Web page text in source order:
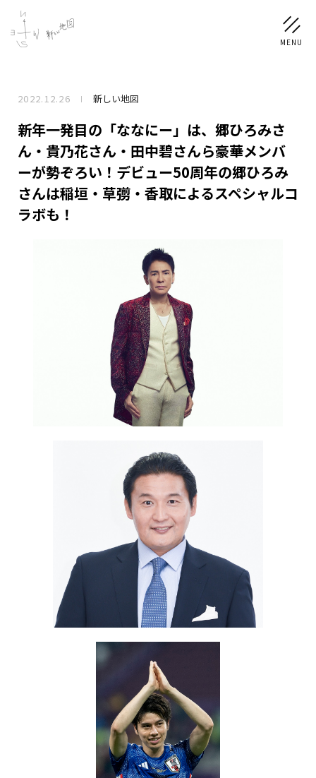
NEWS
SCHEDULE
PROFILE
稲垣 吾郎
DISCOGRAPHY
NAKAMA入会
CHIZULOG
メールマガジン登録/解除
2022.12.26 新しい地図
新年一発目の「ななにー」は、郷ひろみさ
ん・貴乃花さん・田中碧さんら豪華メンバ
ーが勢ぞろい！デビュー50周年の郷ひろみ
さんは稲垣・草彅・香取によるスペシャルコ
ラボも！